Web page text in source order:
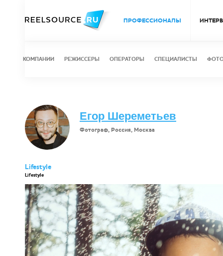
ПРОФЕССИОНАЛЫ
КОМПАНИИ РЕЖИССЕРЫ ОПЕРАТОРЫ СПЕЦИАЛИСТЫ
Егор Шереметьев
Фотограф, Россия, Москва
Lifestyle
Lifestyle